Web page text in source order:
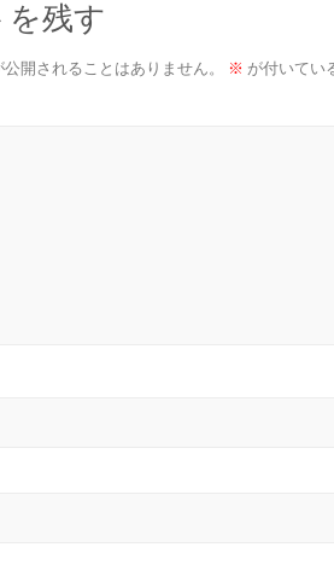
を残す
開されることはありません。 ※ が付いてい